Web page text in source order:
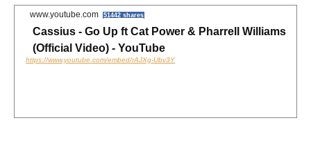
www.youtube.com 51442 shares
Cassius - Go Up ft Cat Power & Pharrell Williams
(Official Video) - YouTube
https://www.youtube.com/embed/rAJXg-Ubv3Y